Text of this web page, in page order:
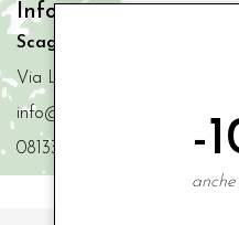
Info contatti
Scaglione Bimbi di Iacono
Via Luigi Mazzella,73 80077
info@scaglionebimbi.com
0813331162
-
anche